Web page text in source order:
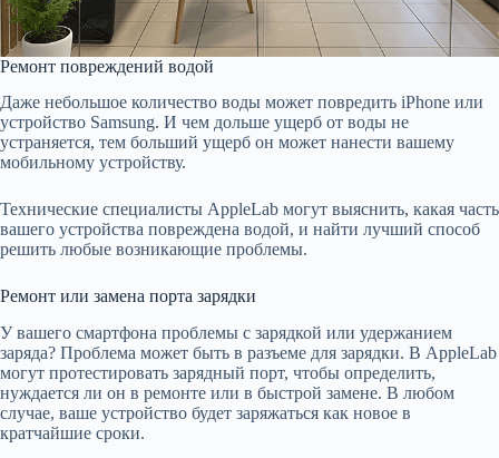
Ремонт повреждений водой
Даже небольшое количество воды может повредить iPhone или
устройство Samsung. И чем дольше ущерб от воды не
устраняется, тем больший ущерб он может нанести вашему
мобильному устройству.
Технические специалисты AppleLab могут выяснить, какая часть
вашего устройства повреждена водой, и найти лучший способ
решить любые возникающие проблемы.
Ремонт или замена порта зарядки
У вашего смартфона проблемы с зарядкой или удержанием
заряда? Проблема может быть в разъеме для зарядки. В AppleLab
могут протестировать зарядный порт, чтобы определить,
нуждается ли он в ремонте или в быстрой замене. В любом
случае, ваше устройство будет заряжаться как новое в
кратчайшие сроки.